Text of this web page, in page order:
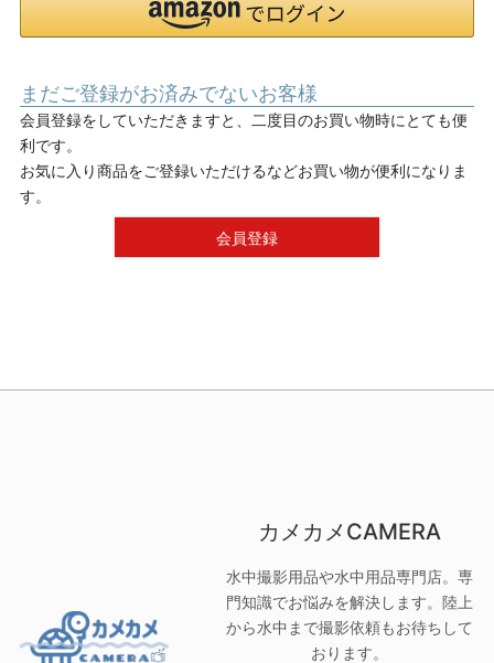
まだご登録がお済みでないお客様
会員登録をしていただきますと、二度目のお買い物時にとても便
利です。
お気に入り商品をご登録いただけるなどお買い物が便利になりま
す。
会員登録
カメカメCAMERA
水中撮影用品や水中用品専門店。専
門知識でお悩みを解決します。陸上
から水中まで撮影依頼もお待ちして
おります。